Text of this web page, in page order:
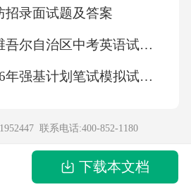
5.风口的调节装置应灵活、
节风量和风向。（四）阀
、规格应符合设计要求，阀
作和维护，阀门与风管的
招录面试题及答案
2026年新疆维吾尔自治区中考英语试卷（含答案）
四川大学2026年强基计划笔试模拟试题及答案解析
联系电话:400-852-1180
下载本文档